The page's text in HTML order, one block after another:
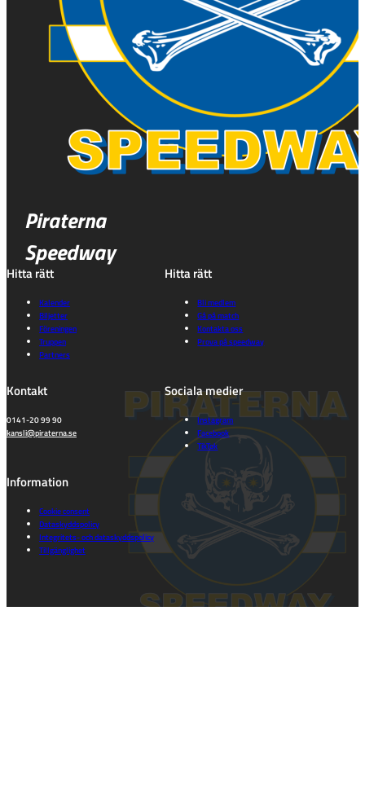
Piraterna
Speedway
Hitta rätt
Kalender
Biljetter
Föreningen
Truppen
Partners
Hitta rätt
Bli medlem
Gå på match
Kontakta oss
Prova på speedway
Kontakt
0141-20 99 90
kansli@piraterna.se
Sociala medier
Instagram
Facebook
TikTok
Information
Cookie consent
Dataskyddspolicy
Integritets- och dataskyddspolicy
Tillgänglighet